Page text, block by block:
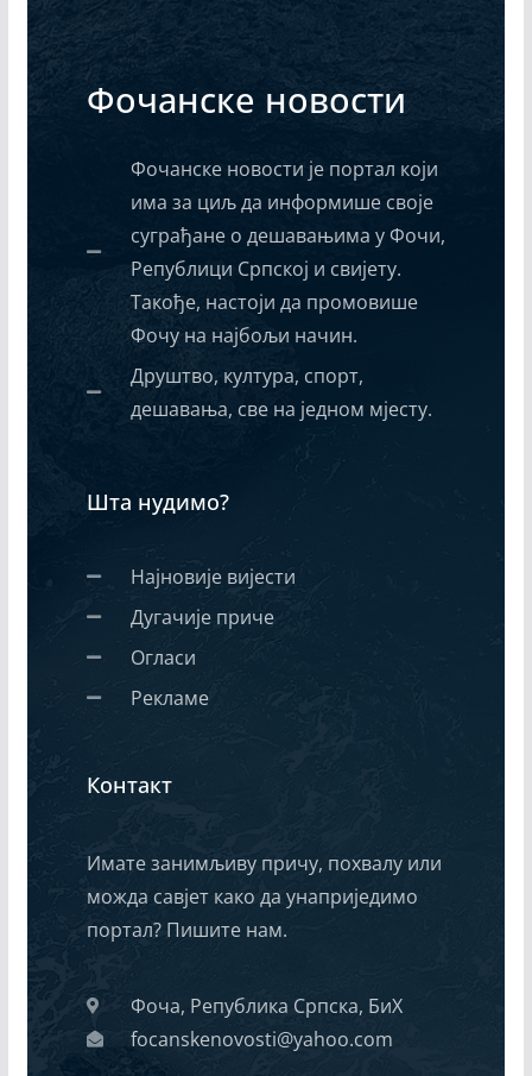
Фочанске новости
Фочанске новости је портал који
има за циљ да информише своје
суграђане о дешавањима у Фочи,
Републици Српској и свијету.
Такође, настоји да промовише
Фочу на најбољи начин.
Друштво, култура, спорт,
дешавања, све на једном мјесту.
Шта нудимо?
Најновије вијести
Дугачије приче
Огласи
Рекламе
Контакт
Имате занимљиву причу, похвалу или
можда савјет како да унаприједимо
портал? Пишите нам.
Фоча, Република Српска, БиХ
focanskenovosti@yahoo.com